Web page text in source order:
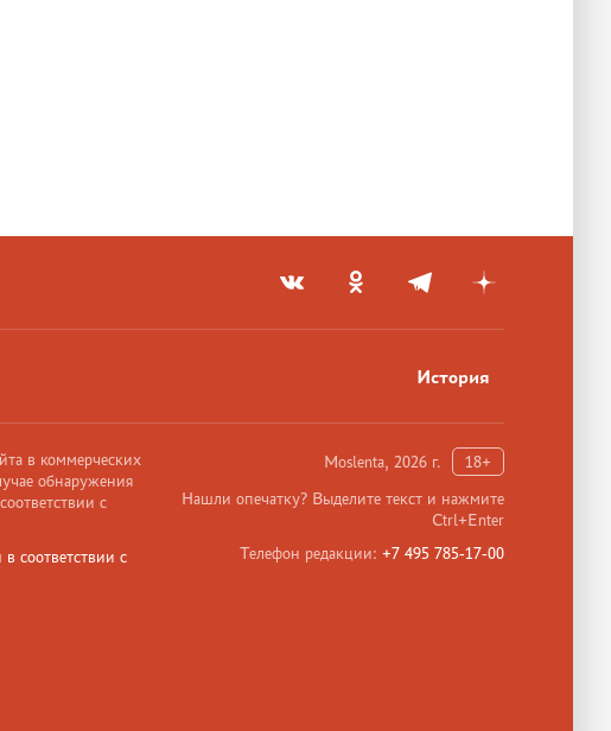
История
Moslenta, 2026 г.
18+
Нашли опечатку? Выделите текст и нажмите
Ctrl+Enter
Телефон редакции: +7 495 785-17-00
в коммерческих
обнаружения
с
соответствии с